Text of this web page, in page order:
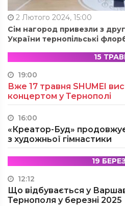
2 Лютого 2024, 15:00
Сім нагород привезли з
України тернопільські
15
19:00
Вже 17 травня SHUMEI
концертом у Тернополі
16:00
«Креатор-Буд»
з художньої гімнастики
19
12:12
Що відбувається у
Тернополя у березні 2025